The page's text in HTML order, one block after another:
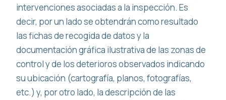
intervenciones asociadas a la inspección. Es
decir, por un lado se obtendrán como resultado
las fichas de recogida de datos y la
documentación gráfica ilustrativa de las zonas de
control y de los deterioros observados indicando
su ubicación (cartografía, planos, fotografías,
etc.) y, por otro lado, la descripción de las